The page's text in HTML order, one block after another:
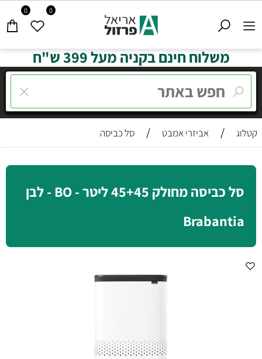
0 0
משלוח חינם בקניה מעל 399 ש"ח
קטלוג / אביזרי אמבט / סל כביסה
סל כביסה מחולק 45+45 ליטר - BO - לבן
Brabantia